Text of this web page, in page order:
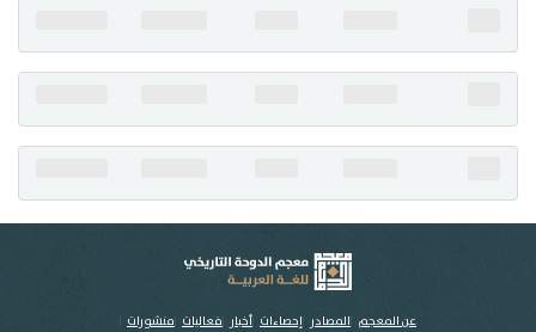
عن المعجم المصادر إحصاءات أخبار فعاليات منشورات